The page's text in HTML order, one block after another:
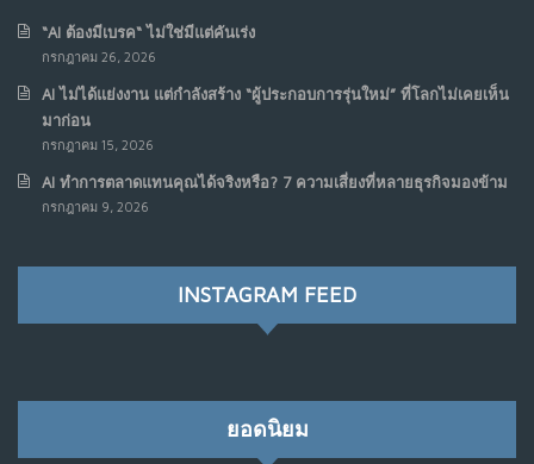
“AI ต้องมีเบรค“ ไม่ใช่มีแต่คันเร่ง
กรกฎาคม 26, 2026
AI ไม่ได้แย่งงาน แต่กำลังสร้าง “ผู้ประกอบการรุ่นใหม่” ที่โลกไม่เคยเห็น
มาก่อน
กรกฎาคม 15, 2026
AI ทำการตลาดแทนคุณได้จริงหรือ? 7 ความเสี่ยงที่หลายธุรกิจมองข้าม
กรกฎาคม 9, 2026
INSTAGRAM FEED
ยอดนิยม